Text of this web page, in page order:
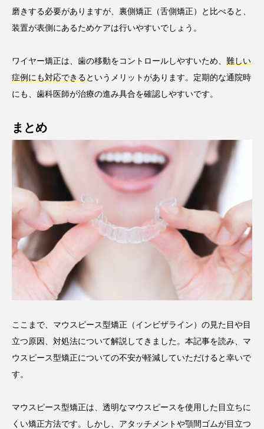
磨きする必要がありますが、裏側矯正（舌側矯正）と比べると、
装置が表側にあるためケアは行いやすいでしょう。
ワイヤー矯正は、歯の移動をコントロールしやすいため、 難しい
症例にも対応できる というメリットがあります。定期的な通院時
にも、歯科医師が治療の進み具合を確認しやすいです。
まとめ
ここまで、マウスピース型矯正（インビザライン）の見た目や目
立つ原因、対処法について解説してきました。本記事を読み、マ
ウスピース型矯正についての不安が軽減していただけると幸いで
す。
マウスピース型矯正は、透明なマウスピースを使用した目立ちに
くい矯正方法です。しかし、アタッチメントや顎間ゴムが目立つ